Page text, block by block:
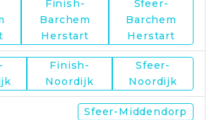
Finish-
Barchem
Herstart
Sfeer-
Barchem
Herstart
Finish-
Noordijk
Sfeer-
Noordijk
Sfeer-Middendorp